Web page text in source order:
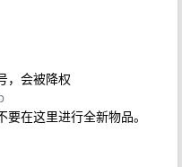
，会被降权
在这里进行全新物品。